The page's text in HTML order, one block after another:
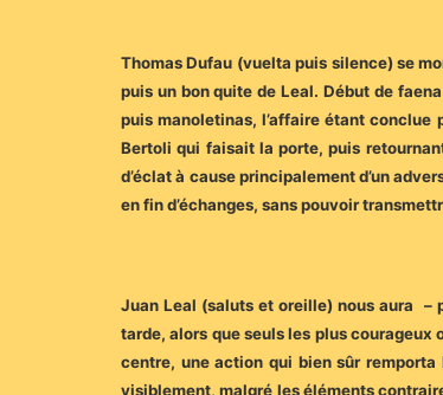
Thomas Dufau (vuelta puis silence) se
puis un bon quite de Leal. Début de
puis manoletinas, l’affaire étant conclue
Bertoli qui faisait la porte, puis
d’éclat à cause principalement d’un
en fin d’échanges, sans pouvoir
Juan Leal (saluts et oreille) nous aura –
tarde, alors que seuls les plus courageux
centre, une action qui bien sûr remporta
visiblement, malgré les éléments